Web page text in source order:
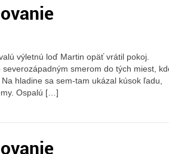
výletnú loď Martin opäť vrátil pokoj.
smerom do tých miest,
hladine sa sem-tam ukázal kúsok ľadu,
Ospalú […]